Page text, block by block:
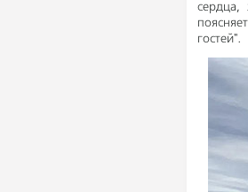
сердца,
гостей".